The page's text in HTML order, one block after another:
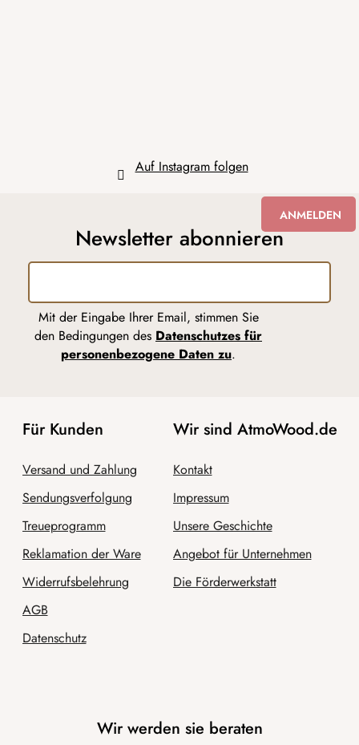
Auf Instagram folgen
Newsletter abonnieren
Mit der Eingabe Ihrer Email, stimmen Sie
den Bedingungen des Datenschutzes für
personenbezogene Daten zu.
ANMELDEN
Für Kunden
Versand und Zahlung
Sendungsverfolgung
Treueprogramm
Reklamation der Ware
Widerrufsbelehrung
AGB
Datenschutz
Wir sind AtmoWood.de
Kontakt
Impressum
Unsere Geschichte
Angebot für Unternehmen
Die Förderwerkstatt
Wir werden sie beraten